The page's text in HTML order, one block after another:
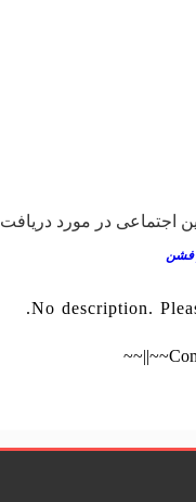
اجتماعی در مورد دریافت
فشن
No description.